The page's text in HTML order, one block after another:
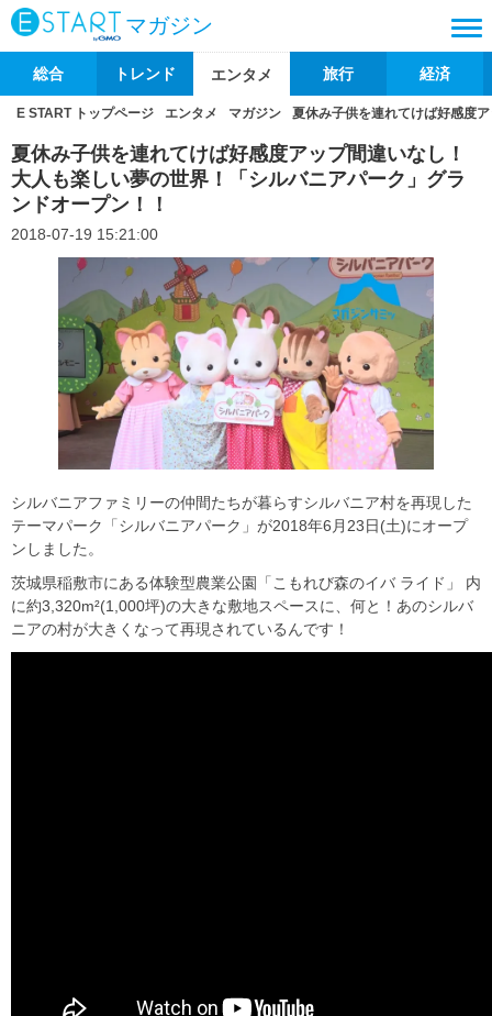
マガジン
総合 トレンド エンタメ 旅行 経済
E START トップページ エンタメ マガジン 夏休み子供を連れてけば好感度
夏休み子供を連れてけば好感度アップ間違いなし！
大人も楽しい夢の世界！「シルバニアパーク」グラ
ンドオープン！！
2018-07-19 15:21:00
シルバニアファミリーの仲間たちが暮らすシルバニア村を再現した
テーマパーク「シルバニアパーク」が2018年6月23日(土)にオープ
ンしました。
茨城県稲敷市にある体験型農業公園「こもれび森のイバ ライド」 内
に約3,320m²(1,000坪)の大きな敷地スペースに、何と！あのシルバ
ニアの村が大きくなって再現されているんです！